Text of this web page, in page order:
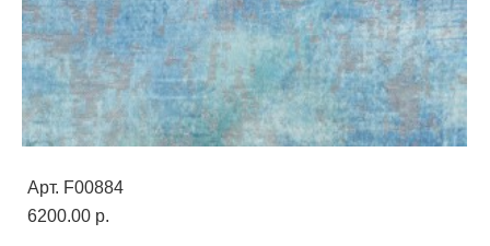
Арт. F00884
6200.00 p.